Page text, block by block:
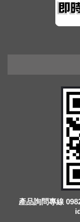
產品詢問專線